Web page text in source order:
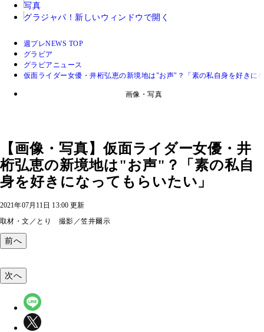
写真
グラジャパ！ 新しいウィンドウで開く
週プレNEWS TOP
グラビア
グラビアニュース
仮面ライダー女優・井桁弘恵の新境地は"お声"？「素の私自身を好きに
画像・写真
【画像・写真】仮面ライダー女優・井
桁弘恵の新境地は"お声"？「素の私自
身を好きになってもらいたい」
2021年07月11日 13:00 更新
取材・文／とり 撮影／笠井爾示
前へ
次へ